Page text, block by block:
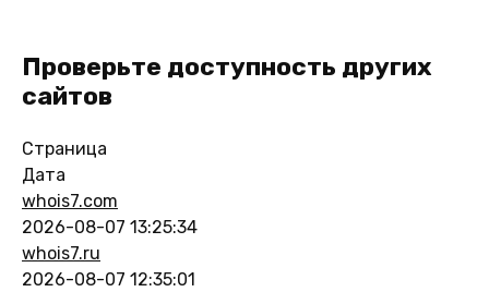
Проверьте доступность других
сайтов
Страница
Дата
whois7.com
2026-08-07 13:25:34
whois7.ru
2026-08-07 12:35:01